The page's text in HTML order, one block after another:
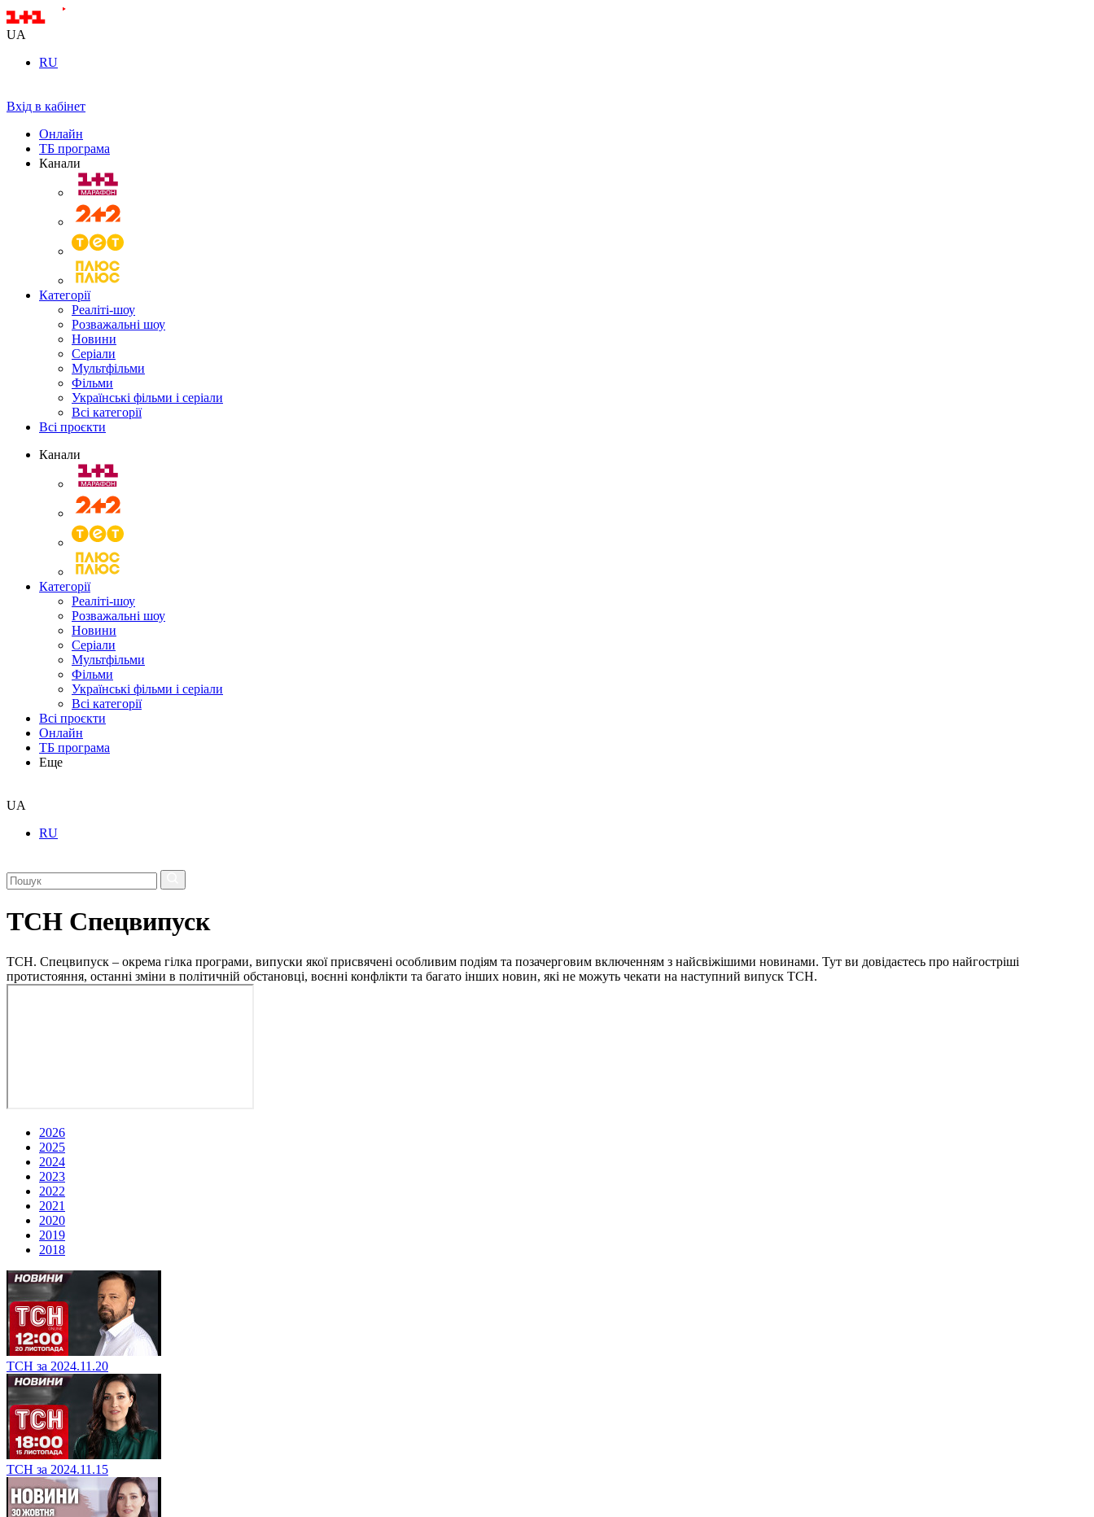
UA
RU
Вхід в кабінет
Онлайн
ТБ програма
Канали
Категорії
Реаліті-шоу
Розважальні шоу
Новини
Серіали
Мультфільми
Фільми
Українські фільми і серіали
Всі категорії
Всі проєкти
Канали
Категорії
Реаліті-шоу
Розважальні шоу
Новини
Серіали
Мультфільми
Фільми
Українські фільми і серіали
Всі категорії
Всі проєкти
Онлайн
ТБ програма
Еще
UA
RU
ТСН Спецвипуск
ТСН. Спецвипуск – окрема гілка програми, випуски якої присвячені особливим подіям та позачерговим включенням з найсвіжішими новинами. Тут ви довідаєтесь про найгостріші
протистояння, останні зміни в політичній обстановці, воєнні конфлікти та багато інших новин, які не можуть чекати на наступний випуск ТСН.
2026
2025
2024
2023
2022
2021
2020
2019
2018
ТСН за 2024.11.20
ТСН за 2024.11.15